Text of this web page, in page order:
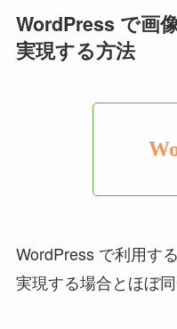
WordPress で画
実現する方法
WordPress で利用す
実現する場合とほぼ同